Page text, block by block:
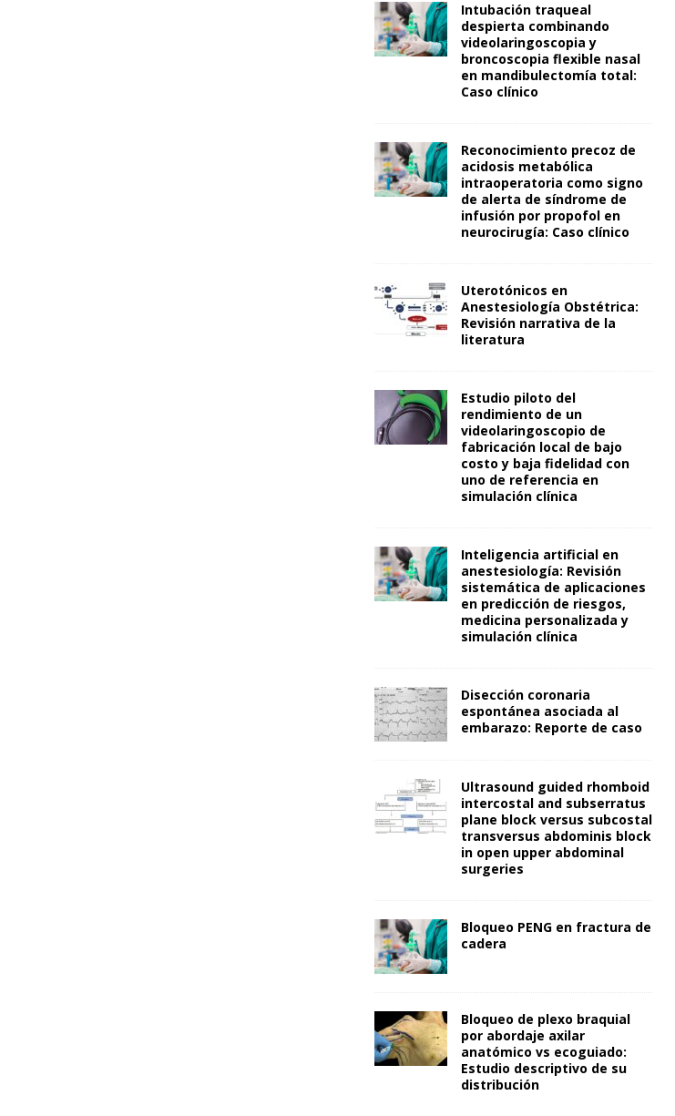
Intubación traqueal
despierta combinando
videolaringoscopia y
broncoscopia flexible nasal
en mandibulectomía total:
Caso clínico
Reconocimiento precoz de
acidosis metabólica
intraoperatoria como signo
de alerta de síndrome de
infusión por propofol en
neurocirugía: Caso clínico
Uterotónicos en
Anestesiología Obstétrica:
Revisión narrativa de la
literatura
Estudio piloto del
rendimiento de un
videolaringoscopio de
fabricación local de bajo
costo y baja fidelidad con
uno de referencia en
simulación clínica
Inteligencia artificial en
anestesiología: Revisión
sistemática de aplicaciones
en predicción de riesgos,
medicina personalizada y
simulación clínica
Disección coronaria
espontánea asociada al
embarazo: Reporte de caso
Ultrasound guided rhomboid
intercostal and subserratus
plane block versus subcostal
transversus abdominis block
in open upper abdominal
surgeries
Bloqueo PENG en fractura de
cadera
Bloqueo de plexo braquial
por abordaje axilar
anatómico vs ecoguiado:
Estudio descriptivo de su
distribución